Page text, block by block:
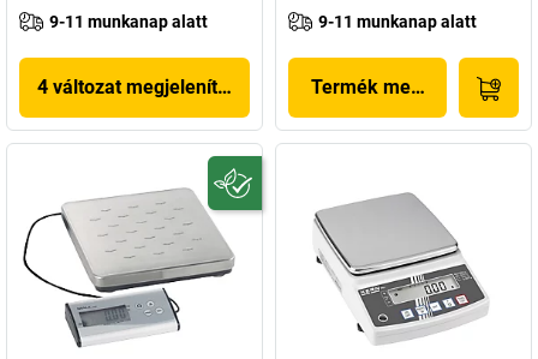
9-11 munkanap alatt
4 változat megjelenítése
9-11 munkanap alatt
Termék megjelenítése